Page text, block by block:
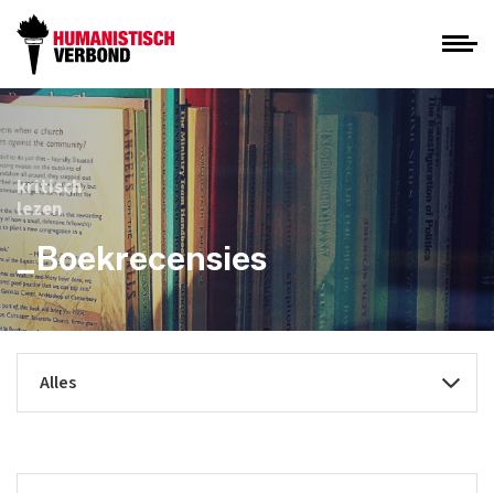
kritisch
lezen
_Boekrecensies